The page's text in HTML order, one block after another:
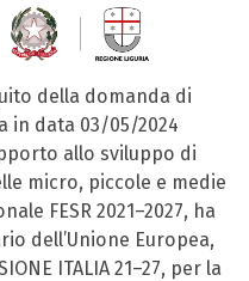
della domanda di
in data 03/05/2024
allo sviluppo di
micro, piccole e medie
FESR 2021–2027, ha
dell’Unione Europea,
ITALIA 21–27, per la